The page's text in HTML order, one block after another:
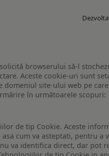
browserului să-l
Aceste cookie-uri sunt
site-ului web pe
în următoarele scopuri:
de tip Cookie. Aceste
cum va asteptati, pentru a
va identifica direct, dar pot